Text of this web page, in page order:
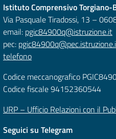
Istituto Comprensivo Torgiano-
Via Pasquale Tiradossi, 13 –
email: pgic84900q@istruzione.it
pec:
telefono
Codice meccanografico
Codice fiscale 94152360544
URP – Ufficio Relazioni con il
Seguici su Telegram